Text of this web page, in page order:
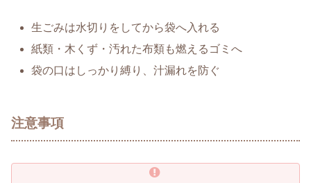
生ごみは水切りをしてから袋へ入れる
紙類・木くず・汚れた布類も燃えるゴミへ
袋の口はしっかり縛り、汁漏れを防ぐ
注意事項